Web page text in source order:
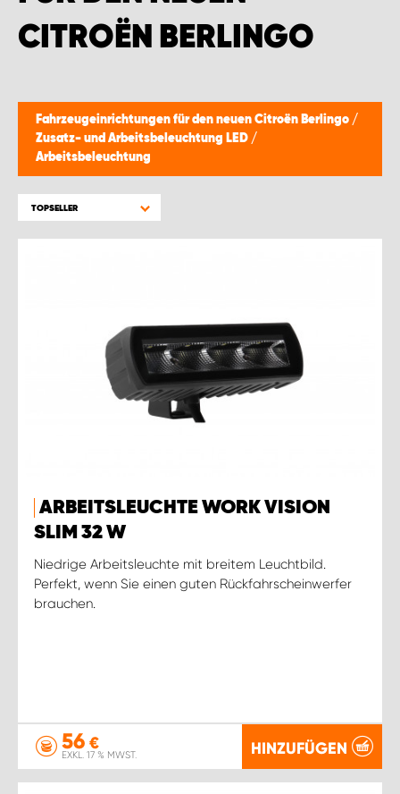
CITROËN BERLINGO
Fahrzeugeinrichtungen für den neuen Citroën Berlingo /
Zusatz- und Arbeitsbeleuchtung LED /
Arbeitsbeleuchtung
TOPSELLER
ARBEITSLEUCHTE WORK VISION
SLIM 32 W
Niedrige Arbeitsleuchte mit breitem Leuchtbild.
Perfekt, wenn Sie einen guten Rückfahrscheinwerfer
brauchen.
56 €
EXKL. 17 % MWST. HINZUFÜGEN